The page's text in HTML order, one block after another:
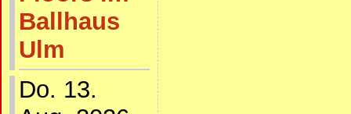
Ballhaus
Ulm
Do. 13.